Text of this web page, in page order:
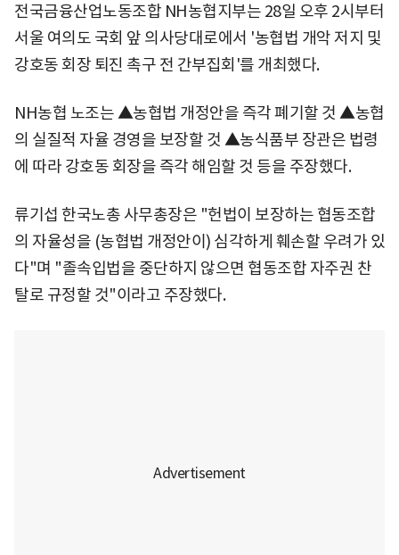
전국금융산업노동조합 NH농협지부는 28일 오후 2시부터
서울 여의도 국회 앞 의사당대로에서 '농협법 개악 저지 및
강호동 회장 퇴진 촉구 전 간부집회'를 개최했다.
NH농협 노조는 ▲농협법 개정안을 즉각 폐기할 것 ▲농협
의 실질적 자율 경영을 보장할 것 ▲농식품부 장관은 법령
에 따라 강호동 회장을 즉각 해임할 것 등을 주장했다.
류기섭 한국노총 사무총장은 "헌법이 보장하는 협동조합
의 자율성을 (농협법 개정안이) 심각하게 훼손할 우려가 있
다"며 "졸속입법을 중단하지 않으면 협동조합 자주권 찬
탈로 규정할 것"이라고 주장했다.